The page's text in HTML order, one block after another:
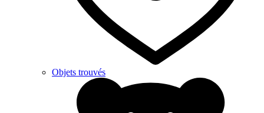
Objets trouvés